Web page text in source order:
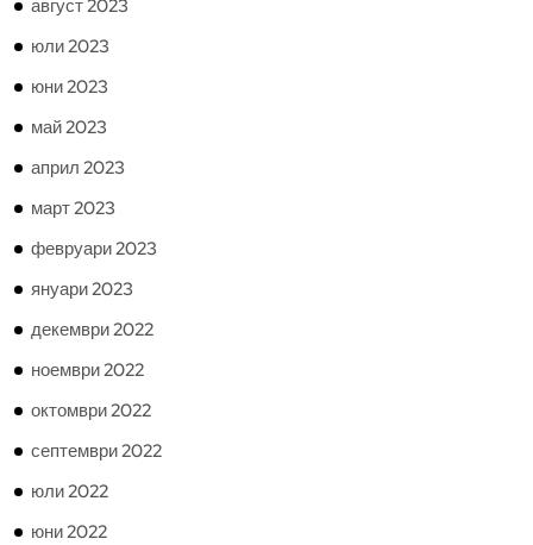
август 2023
юли 2023
юни 2023
май 2023
април 2023
март 2023
февруари 2023
януари 2023
декември 2022
ноември 2022
октомври 2022
септември 2022
юли 2022
юни 2022